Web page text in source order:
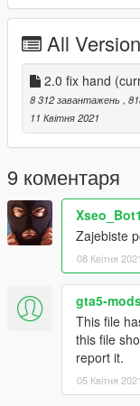
xxxtentacion dreads.
please follow me on
https://
All
2.0 fix hand
8 312 завантажень
,
11 Квітня 2021
9 коментаря
Xseo_Bot1
Zajebiste
08 Квітня 2021
gta5-
This file
this file
report it.
05 Квітня 2021